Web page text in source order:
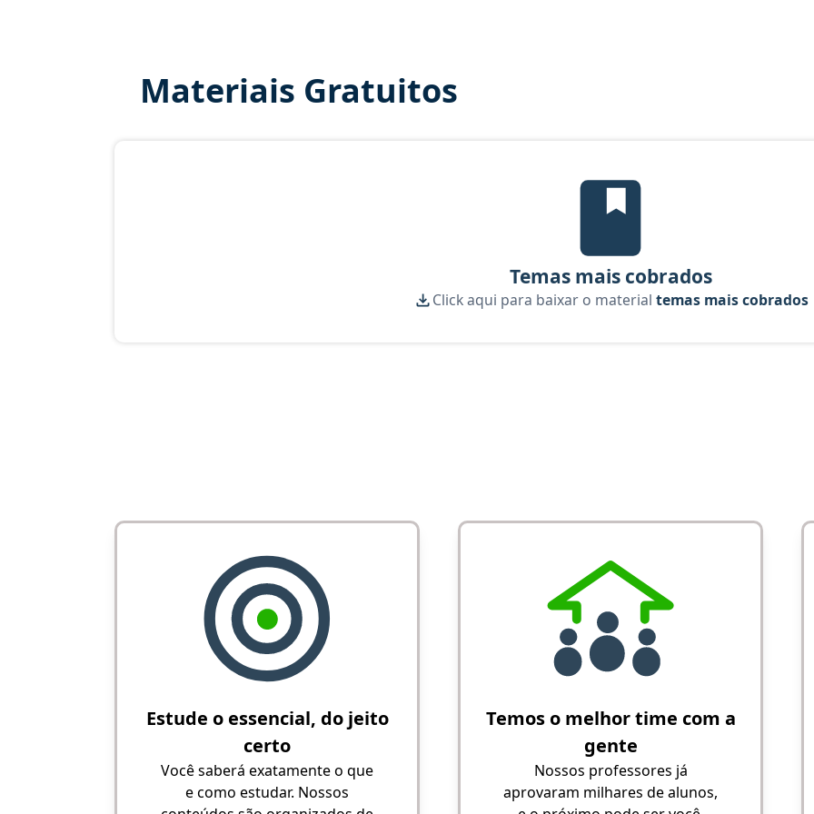
Materiais Gratuitos
Temas mais cobrados, material
Temas mais cobrados
Click aqui para baixar o material temas mais cobrados
Estude o essencial, do jeito
certo
Você saberá exatamente o que
e como estudar. Nossos
Temos o melhor time com a
gente
Nossos professores já
aprovaram milhares de alunos,